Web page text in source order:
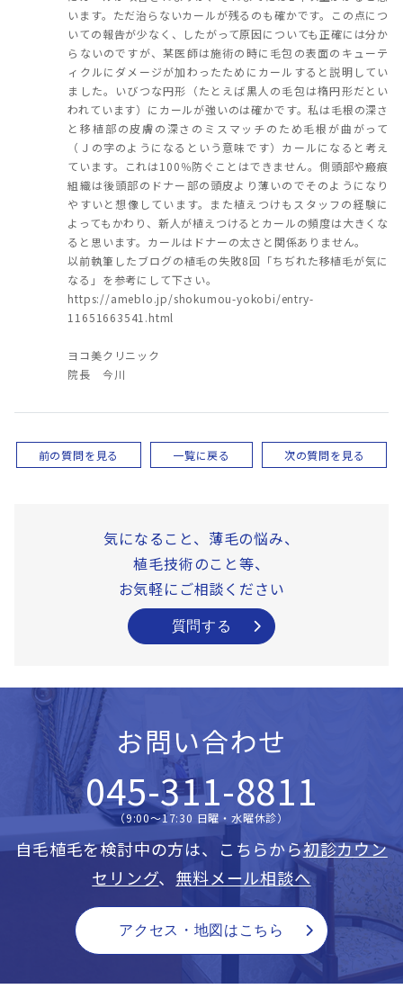
います。ただ治らないカールが残るのも確かです。この点につ
いての報告が少なく、したがって原因についても正確には分か
らないのですが、某医師は施術の時に毛包の表面のキューテ
ィクルにダメージが加わったためにカールすると説明してい
ました。いびつな円形（たとえば黒人の毛包は楕円形だとい
われています）にカールが強いのは確かです。私は毛根の深さ
と移植部の皮膚の深さのミスマッチのため毛根が曲がって
（Ｊの字のようになるという意味です）カールになると考え
ています。これは100％防ぐことはできません。側頭部や瘢痕
組織は後頭部のドナー部の頭皮より薄いのでそのようになり
やすいと想像しています。また植えつけもスタッフの経験に
よってもかわり、新人が植えつけるとカールの頻度は大きくな
ると思います。カールはドナーの太さと関係ありません。
以前執筆したブログの植毛の失敗8回「ちぢれた移植毛が気に
なる」を参考にして下さい。
https://ameblo.jp/shokumou-yokobi/entry-
11651663541.html
ヨコ美クリニック
院長 今川
前の質問を見る 一覧に戻る 次の質問を見る
気になること、薄毛の悩み、
植毛技術のこと等、
お気軽にご相談ください
質問する
お問い合わせ
045-311-8811
（9:00〜17:30 日曜・水曜休診）
自毛植毛を検討中の方は、こちらから初診カウン
セリング、 無料メール相談へ
アクセス・地図はこちら